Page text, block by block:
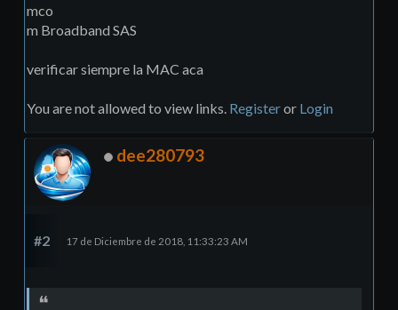
mco
m Broadband SAS
verificar siempre la MAC aca
You are not allowed to view links. Registeror Login
dee280793
#2 17 de Diciembre de 2018, 11:33:23 AM